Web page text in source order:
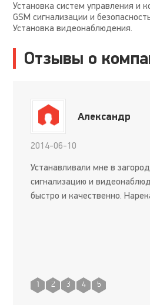
Установка систем управления и
GSM сигнализации и
Установка видеонаблюдения.
Отзывы о
Александр
2014-06-10
Устанавливали мне в
сигнализацию и
быстро и качественно.
1 2 3 4 5